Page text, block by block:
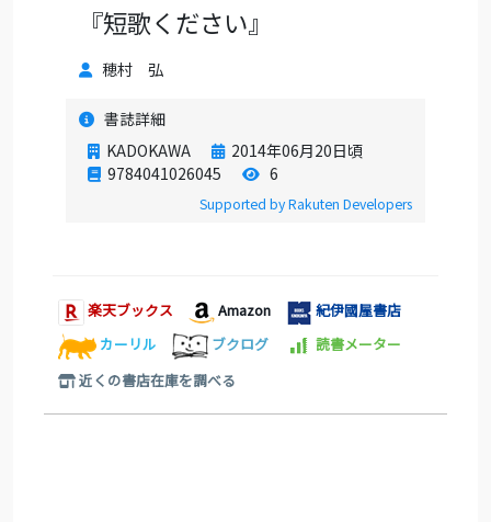
『短歌ください』
穂村 弘
書誌詳細
KADOKAWA
2014年06月20日頃
9784041026045
6
Supported by Rakuten Developers
楽天ブックス Amazon
紀伊國屋書店
カーリル
ブクログ
読書メーター
近くの書店在庫を調べる